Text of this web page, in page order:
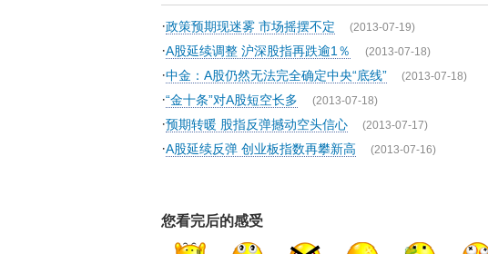
·政策预期现迷雾 市场摇摆不定 (2013-07-19)
·A股延续调整 沪深股指再跌逾1％ (2013-07-18)
·中金：A股仍然无法完全确定中央“底线” (2013-07-18)
·“金十条”对A股短空长多 (2013-07-18)
·预期转暖 股指反弹撼动空头信心 (2013-07-17)
·A股延续反弹 创业板指数再攀新高 (2013-07-16)
您看完后的感受